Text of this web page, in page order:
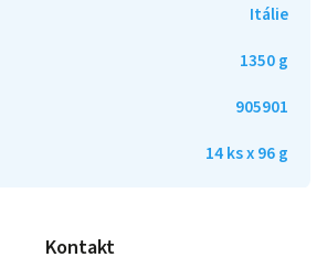
Itálie
1350 g
905901
14 ks x 96 g
Kontakt